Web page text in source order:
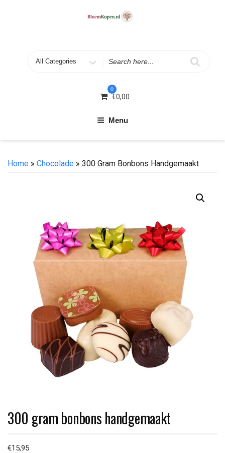
0
€0,00
Menu
Home » Chocolade » 300 Gram Bonbons Handgemaakt
300 gram bonbons handgemaakt
€15,95